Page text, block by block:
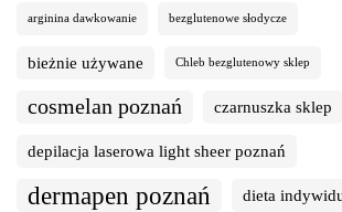
arginina dawkowanie bezglutenowe słodycze
bieżnie używane Chleb bezglutenowy sklep
cosmelan poznań czarnuszka sklep
depilacja laserowa light sheer poznań
dermapen poznań dieta